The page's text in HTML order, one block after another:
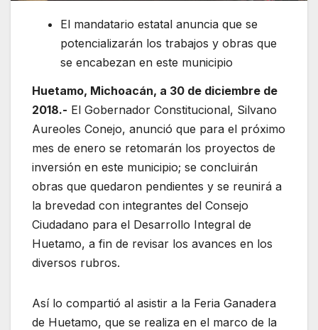
El mandatario estatal anuncia que se
potencializarán los trabajos y obras que
se encabezan en este municipio
Huetamo, Michoacán, a 30 de diciembre de
2018.- El Gobernador Constitucional, Silvano
Aureoles Conejo, anunció que para el próximo
mes de enero se retomarán los proyectos de
inversión en este municipio; se concluirán
obras que quedaron pendientes y se reunirá a
la brevedad con integrantes del Consejo
Ciudadano para el Desarrollo Integral de
Huetamo, a fin de revisar los avances en los
diversos rubros.
Así lo compartió al asistir a la Feria Ganadera
de Huetamo, que se realiza en el marco de la